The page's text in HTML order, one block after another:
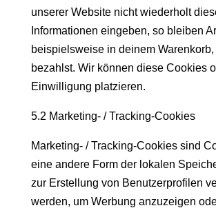
unserer Website nicht wiederholt
Informationen eingeben, so bleiben
beispielsweise in deinem Warenkorb,
bezahlst. Wir können diese Cookies
Einwilligung platzieren.
5.2 Marketing- / Tracking-Cookies
Marketing- / Tracking-Cookies sind
eine andere Form der lokalen
zur Erstellung von Benutzerprofilen
werden, um Werbung anzuzeigen